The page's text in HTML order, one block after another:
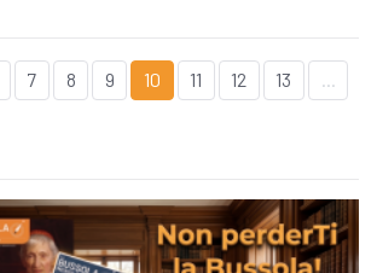
7 8 9 10 11 12 13 ...